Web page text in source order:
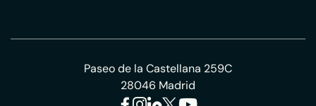
Paseo de la Castellana 259C
28046 Madrid